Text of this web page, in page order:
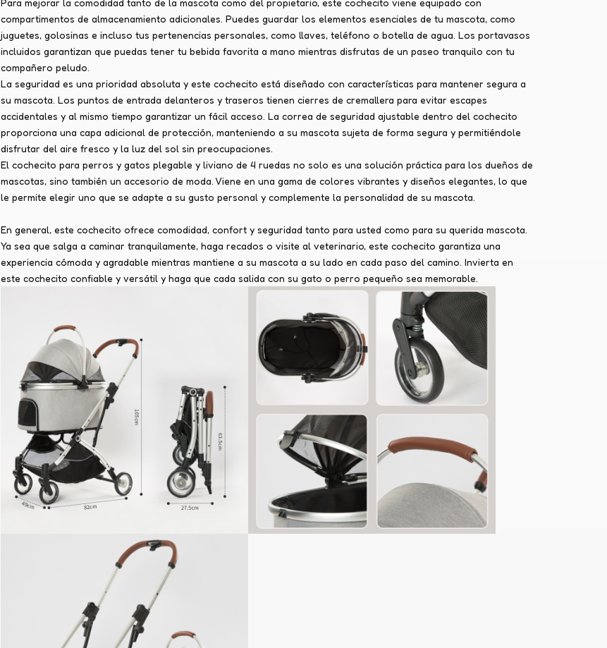
compartimentos de almacenamiento adicionales. Puedes guardar los elementos esenciales de tu mascota, como
juguetes, golosinas e incluso tus pertenencias personales, como llaves, teléfono o botella de agua. Los portavasos
incluidos garantizan que puedas tener tu bebida favorita a mano mientras disfrutas de un paseo tranquilo con tu
compañero peludo.
La seguridad es una prioridad absoluta y este cochecito está diseñado con características para mantener segura a
su mascota. Los puntos de entrada delanteros y traseros tienen cierres de cremallera para evitar escapes
accidentales y al mismo tiempo garantizar un fácil acceso. La correa de seguridad ajustable dentro del cochecito
proporciona una capa adicional de protección, manteniendo a su mascota sujeta de forma segura y permitiéndole
disfrutar del aire fresco y la luz del sol sin preocupaciones.
El cochecito para perros y gatos plegable y liviano de 4 ruedas no solo es una solución práctica para los dueños de
mascotas, sino también un accesorio de moda. Viene en una gama de colores vibrantes y diseños elegantes, lo que
le permite elegir uno que se adapte a su gusto personal y complemente la personalidad de su mascota.
En general, este cochecito ofrece comodidad, confort y seguridad tanto para usted como para su querida mascota.
Ya sea que salga a caminar tranquilamente, haga recados o visite al veterinario, este cochecito garantiza una
experiencia cómoda y agradable mientras mantiene a su mascota a su lado en cada paso del camino. Invierta en
este cochecito confiable y versátil y haga que cada salida con su gato o perro pequeño sea memorable.